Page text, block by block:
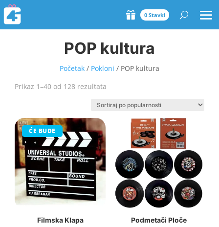
0 Stavki
POP kultura
Početak / Pokloni / POP kultura
Prikaz 1–40 od 128 rezultata
popularity
ĆE BUDE
Filmska Klapa Podmetači Ploče